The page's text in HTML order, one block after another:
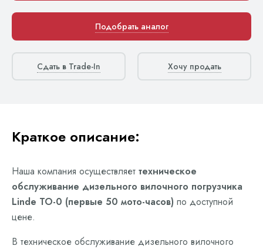
Подобрать аналог
Сдать в Trade-In Хочу продать
Краткое описание:
Наша компания осуществляет техническое
обслуживание дизельного вилочного погрузчика
Linde ТО-0 (первые 50 мото-часов) по доступной
цене.
В техническое обслуживание дизельного вилочного